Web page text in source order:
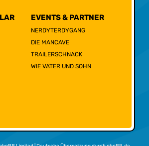
EVENTS & PARTNER
NERDYTERDYGANG
DIE MANCAVE
TRAILERSCHNACK
WIE VATER UND SOHN